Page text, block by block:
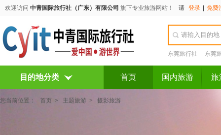
欢迎访问 中青国际旅行社（广东）有限公司 旗下专业旅游网站！ 请 登录 免费
东莞旅行社 东莞
目的地分类 首页 国内旅游 旅
您当前位置： 首页 > 主题旅游 > 摄影旅游